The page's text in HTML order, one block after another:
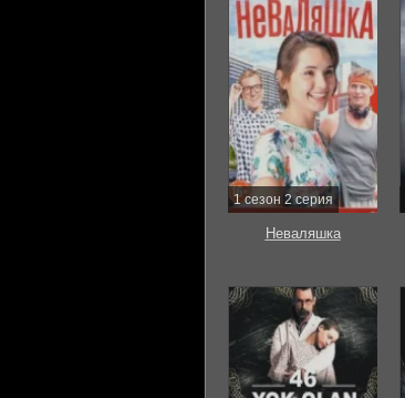
1 сезон 2 серия
Неваляшка